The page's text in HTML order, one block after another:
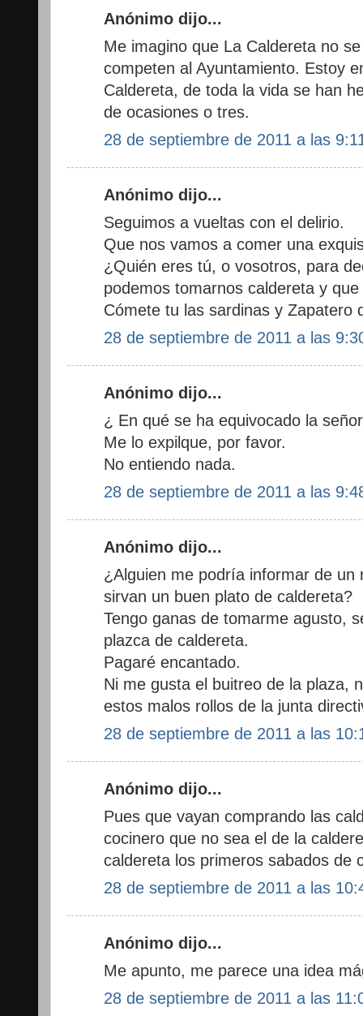
Anónimo dijo...
Me imagino que La Caldereta no
competen al Ayuntamiento. Estoy
Caldereta, de toda la vida se han
de ocasiones o tres.
28 de septiembre de 2011 a las
Anónimo dijo...
Seguimos a vueltas con el delirio.
Que nos vamos a comer una
¿Quién eres tú, o vosotros, para
podemos tomarnos caldereta y
Cómete tu las sardinas y Zapatero
28 de septiembre de 2011 a las
Anónimo dijo...
¿ En qué se ha equivocado la
Me lo expilque, por favor.
No entiendo nada.
28 de septiembre de 2011 a las
Anónimo dijo...
¿Alguien me podría informar de un
sirvan un buen plato de caldereta?
Tengo ganas de tomarme agusto,
plazca de caldereta.
Pagaré encantado.
Ni me gusta el buitreo de la plaza,
estos malos rollos de la junta
28 de septiembre de 2011 a las
Anónimo dijo...
Pues que vayan comprando las
cocinero que no sea el de la
caldereta los primeros sabados de
28 de septiembre de 2011 a las
Anónimo dijo...
Me apunto, me parece una idea
28 de septiembre de 2011 a las